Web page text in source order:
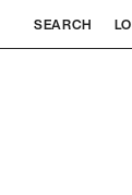
SEARCH